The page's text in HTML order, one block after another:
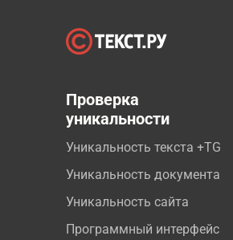
Проверка
уникальности
Уникальность текста +TG
Уникальность документа
Уникальность сайта
Программный интерфейс